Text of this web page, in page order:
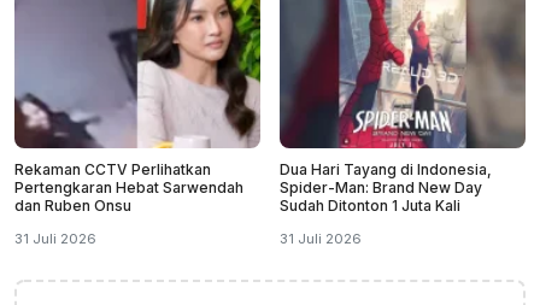
Rekaman CCTV Perlihatkan
Pertengkaran Hebat Sarwendah
dan Ruben Onsu
31 Juli 2026
Dua Hari Tayang di Indonesia,
Spider-Man: Brand New Day
Sudah Ditonton 1 Juta Kali
31 Juli 2026